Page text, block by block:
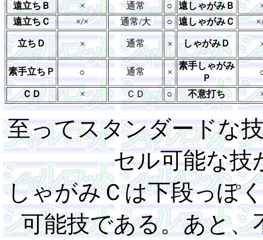
遠立ちＢ
× 通常 ○ 遠しゃがみＢ
遠立ちＣ
×/× 通常/大 ○ 遠しゃがみＣ
立ちＤ × 通常 × しゃがみＤ
素手立ちＰ ○ 通常 ×
素手しゃがみ
Ｐ
ＣＤ × ＣＤ ○ 不意打ち
至ってスタンダードな
セル可能な技
しゃがみＣは下段っぽ
可能技である。あと